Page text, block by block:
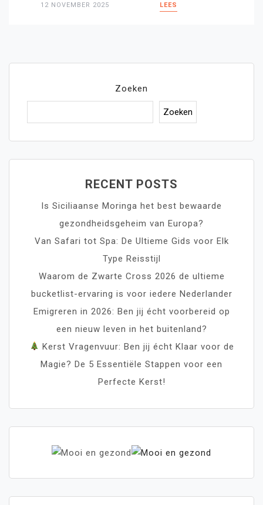
12 NOVEMBER 2025 LEES
Zoeken
Zoeken
RECENT POSTS
Is Siciliaanse Moringa het best bewaarde
gezondheidsgeheim van Europa?
Van Safari tot Spa: De Ultieme Gids voor Elk
Type Reisstijl
Waarom de Zwarte Cross 2026 de ultieme
bucketlist-ervaring is voor iedere Nederlander
Emigreren in 2026: Ben jij écht voorbereid op
een nieuw leven in het buitenland?
Kerst Vragenvuur: Ben jij écht Klaar voor de
Magie? De 5 Essentiële Stappen voor een
Perfecte Kerst!